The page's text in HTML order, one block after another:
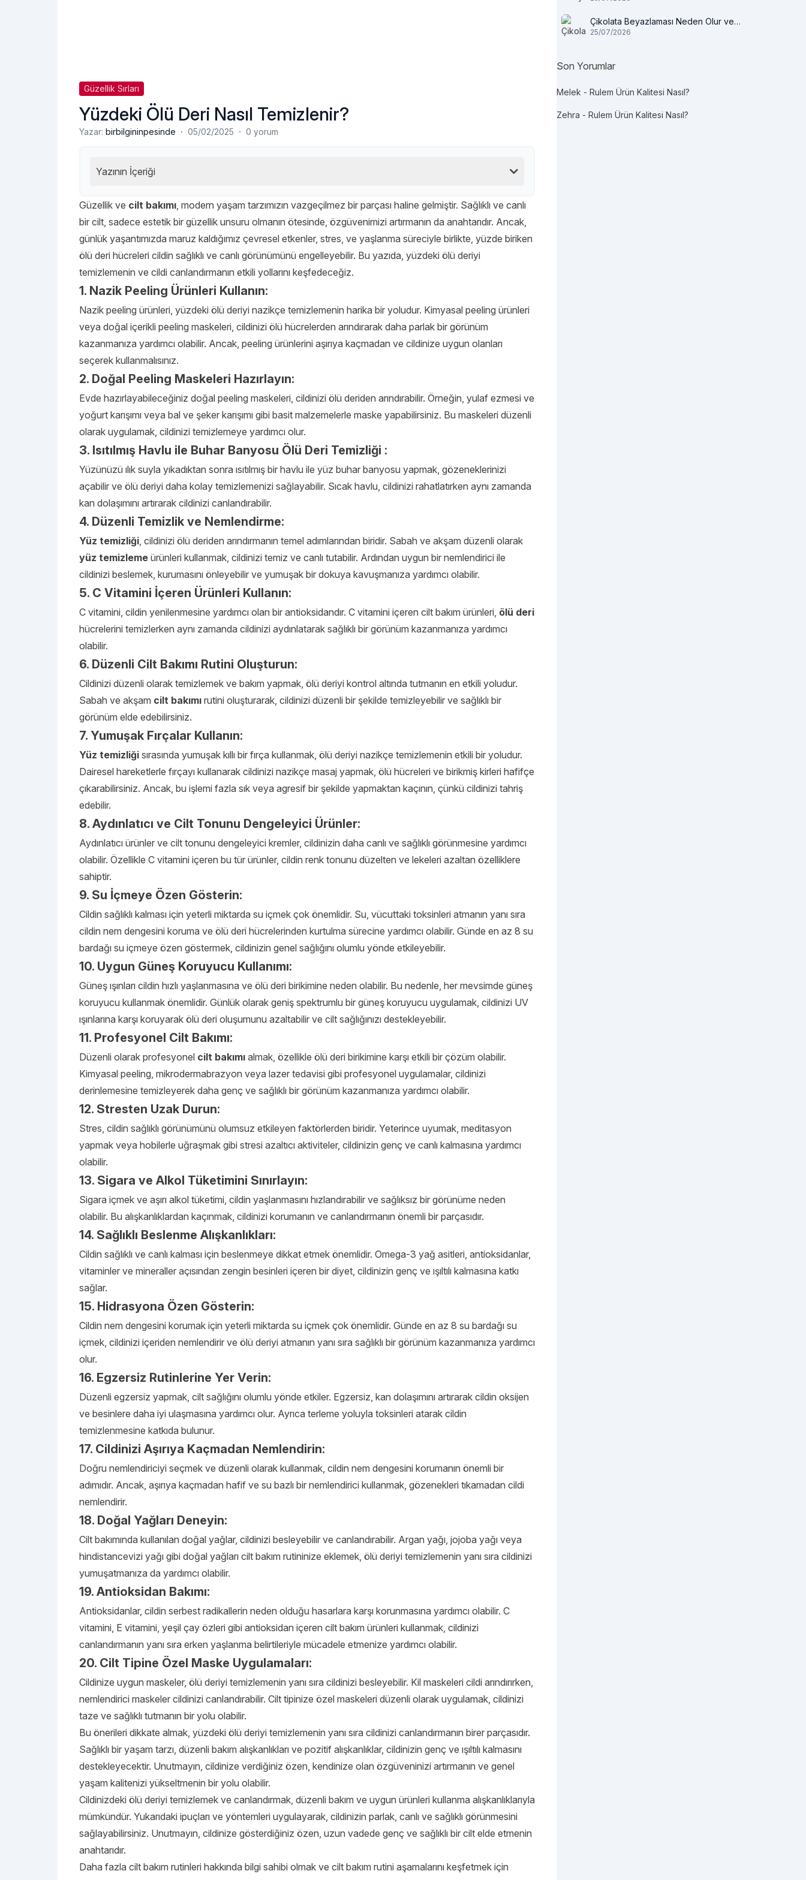
Güzellik Sırları
Yüzdeki Ölü Deri Nasıl Temizlenir?
Yazar: birbilgininpesinde · 05/02/2025 · 0 yorum
Yazının İçeriği
Güzellik ve cilt bakımı, modern yaşam tarzımızın vazgeçilmez bir parçası haline gelmiştir. Sağlıklı ve canlı
bir cilt, sadece estetik bir güzellik unsuru olmanın ötesinde, özgüvenimizi artırmanın da anahtarıdır. Ancak,
günlük yaşantımızda maruz kaldığımız çevresel etkenler, stres, ve yaşlanma süreciyle birlikte, yüzde biriken
ölü deri hücreleri cildin sağlıklı ve canlı görünümünü engelleyebilir. Bu yazıda, yüzdeki ölü deriyi
temizlemenin ve cildi canlandırmanın etkili yollarını keşfedeceğiz.
1. Nazik Peeling Ürünleri Kullanın:
Nazik peeling ürünleri, yüzdeki ölü deriyi nazikçe temizlemenin harika bir yoludur. Kimyasal peeling ürünleri
veya doğal içerikli peeling maskeleri, cildinizi ölü hücrelerden arındırarak daha parlak bir görünüm
kazanmanıza yardımcı olabilir. Ancak, peeling ürünlerini aşırıya kaçmadan ve cildinize uygun olanları
seçerek kullanmalısınız.
2. Doğal Peeling Maskeleri Hazırlayın:
Evde hazırlayabileceğiniz doğal peeling maskeleri, cildinizi ölü deriden arındırabilir. Örneğin, yulaf ezmesi ve
yoğurt karışımı veya bal ve şeker karışımı gibi basit malzemelerle maske yapabilirsiniz. Bu maskeleri düzenli
olarak uygulamak, cildinizi temizlemeye yardımcı olur.
3. Isıtılmış Havlu ile Buhar Banyosu Ölü Deri Temizliği :
Yüzünüzü ılık suyla yıkadıktan sonra ısıtılmış bir havlu ile yüz buhar banyosu yapmak, gözeneklerinizi
açabilir ve ölü deriyi daha kolay temizlemenizi sağlayabilir. Sıcak havlu, cildinizi rahatlatırken aynı zamanda
kan dolaşımını artırarak cildinizi canlandırabilir.
4. Düzenli Temizlik ve Nemlendirme:
Yüz temizliği, cildinizi ölü deriden arındırmanın temel adımlarından biridir. Sabah ve akşam düzenli olarak
yüz temizleme ürünleri kullanmak, cildinizi temiz ve canlı tutabilir. Ardından uygun bir nemlendirici ile
cildinizi beslemek, kurumasını önleyebilir ve yumuşak bir dokuya kavuşmanıza yardımcı olabilir.
5. C Vitamini İçeren Ürünleri Kullanın:
C vitamini, cildin yenilenmesine yardımcı olan bir antioksidandır. C vitamini içeren cilt bakım ürünleri, ölü deri
hücrelerini temizlerken aynı zamanda cildinizi aydınlatarak sağlıklı bir görünüm kazanmanıza yardımcı
olabilir.
6. Düzenli Cilt Bakımı Rutini Oluşturun:
Cildinizi düzenli olarak temizlemek ve bakım yapmak, ölü deriyi kontrol altında tutmanın en etkili yoludur.
Sabah ve akşam cilt bakımı rutini oluşturarak, cildinizi düzenli bir şekilde temizleyebilir ve sağlıklı bir
görünüm elde edebilirsiniz.
7. Yumuşak Fırçalar Kullanın:
Yüz temizliği sırasında yumuşak kıllı bir fırça kullanmak, ölü deriyi nazikçe temizlemenin etkili bir yoludur.
Dairesel hareketlerle fırçayı kullanarak cildinizi nazikçe masaj yapmak, ölü hücreleri ve birikmiş kirleri hafifçe
çıkarabilirsiniz. Ancak, bu işlemi fazla sık veya agresif bir şekilde yapmaktan kaçının, çünkü cildinizi tahriş
edebilir.
8. Aydınlatıcı ve Cilt Tonunu Dengeleyici Ürünler:
Aydınlatıcı ürünler ve cilt tonunu dengeleyici kremler, cildinizin daha canlı ve sağlıklı görünmesine yardımcı
olabilir. Özellikle C vitamini içeren bu tür ürünler, cildin renk tonunu düzelten ve lekeleri azaltan özelliklere
sahiptir.
9. Su İçmeye Özen Gösterin:
Cildin sağlıklı kalması için yeterli miktarda su içmek çok önemlidir. Su, vücuttaki toksinleri atmanın yanı sıra
cildin nem dengesini koruma ve ölü deri hücrelerinden kurtulma sürecine yardımcı olabilir. Günde en az 8 su
bardağı su içmeye özen göstermek, cildinizin genel sağlığını olumlu yönde etkileyebilir.
10. Uygun Güneş Koruyucu Kullanımı:
Güneş ışınları cildin hızlı yaşlanmasına ve ölü deri birikimine neden olabilir. Bu nedenle, her mevsimde güneş
koruyucu kullanmak önemlidir. Günlük olarak geniş spektrumlu bir güneş koruyucu uygulamak, cildinizi UV
ışınlarına karşı koruyarak ölü deri oluşumunu azaltabilir ve cilt sağlığınızı destekleyebilir.
11. Profesyonel Cilt Bakımı:
Düzenli olarak profesyonel cilt bakımı almak, özellikle ölü deri birikimine karşı etkili bir çözüm olabilir.
Kimyasal peeling, mikrodermabrazyon veya lazer tedavisi gibi profesyonel uygulamalar, cildinizi
derinlemesine temizleyerek daha genç ve sağlıklı bir görünüm kazanmanıza yardımcı olabilir.
12. Stresten Uzak Durun:
Stres, cildin sağlıklı görünümünü olumsuz etkileyen faktörlerden biridir. Yeterince uyumak, meditasyon
yapmak veya hobilerle uğraşmak gibi stresi azaltıcı aktiviteler, cildinizin genç ve canlı kalmasına yardımcı
olabilir.
13. Sigara ve Alkol Tüketimini Sınırlayın:
Sigara içmek ve aşırı alkol tüketimi, cildin yaşlanmasını hızlandırabilir ve sağlıksız bir görünüme neden
olabilir. Bu alışkanlıklardan kaçınmak, cildinizi korumanın ve canlandırmanın önemli bir parçasıdır.
14. Sağlıklı Beslenme Alışkanlıkları:
Cildin sağlıklı ve canlı kalması için beslenmeye dikkat etmek önemlidir. Omega-3 yağ asitleri, antioksidanlar,
vitaminler ve mineraller açısından zengin besinleri içeren bir diyet, cildinizin genç ve ışıltılı kalmasına katkı
sağlar.
15. Hidrasyona Özen Gösterin:
Cildin nem dengesini korumak için yeterli miktarda su içmek çok önemlidir. Günde en az 8 su bardağı su
içmek, cildinizi içeriden nemlendirir ve ölü deriyi atmanın yanı sıra sağlıklı bir görünüm kazanmanıza yardımcı
olur.
16. Egzersiz Rutinlerine Yer Verin:
Düzenli egzersiz yapmak, cilt sağlığını olumlu yönde etkiler. Egzersiz, kan dolaşımını artırarak cildin oksijen
ve besinlere daha iyi ulaşmasına yardımcı olur. Ayrıca terleme yoluyla toksinleri atarak cildin
temizlenmesine katkıda bulunur.
17. Cildinizi Aşırıya Kaçmadan Nemlendirin:
Doğru nemlendiriciyi seçmek ve düzenli olarak kullanmak, cildin nem dengesini korumanın önemli bir
adımıdır. Ancak, aşırıya kaçmadan hafif ve su bazlı bir nemlendirici kullanmak, gözenekleri tıkamadan cildi
nemlendirir.
18. Doğal Yağları Deneyin:
Cilt bakımında kullanılan doğal yağlar, cildinizi besleyebilir ve canlandırabilir. Argan yağı, jojoba yağı veya
hindistancevizi yağı gibi doğal yağları cilt bakım rutininize eklemek, ölü deriyi temizlemenin yanı sıra cildinizi
yumuşatmanıza da yardımcı olabilir.
19. Antioksidan Bakımı:
Antioksidanlar, cildin serbest radikallerin neden olduğu hasarlara karşı korunmasına yardımcı olabilir. C
vitamini, E vitamini, yeşil çay özleri gibi antioksidan içeren cilt bakım ürünleri kullanmak, cildinizi
canlandırmanın yanı sıra erken yaşlanma belirtileriyle mücadele etmenize yardımcı olabilir.
20. Cilt Tipine Özel Maske Uygulamaları:
Cildinize uygun maskeler, ölü deriyi temizlemenin yanı sıra cildinizi besleyebilir. Kil maskeleri cildi arındırırken,
nemlendirici maskeler cildinizi canlandırabilir. Cilt tipinize özel maskeleri düzenli olarak uygulamak, cildinizi
taze ve sağlıklı tutmanın bir yolu olabilir.
Bu önerileri dikkate almak, yüzdeki ölü deriyi temizlemenin yanı sıra cildinizi canlandırmanın birer parçasıdır.
Sağlıklı bir yaşam tarzı, düzenli bakım alışkanlıkları ve pozitif alışkanlıklar, cildinizin genç ve ışıltılı kalmasını
destekleyecektir. Unutmayın, cildinize verdiğiniz özen, kendinize olan özgüveninizi artırmanın ve genel
yaşam kalitenizi yükseltmenin bir yolu olabilir.
Cildinizdeki ölü deriyi temizlemek ve canlandırmak, düzenli bakım ve uygun ürünleri kullanma alışkanlıklarıyla
mümkündür. Yukarıdaki ipuçları ve yöntemleri uygulayarak, cildinizin parlak, canlı ve sağlıklı görünmesini
sağlayabilirsiniz. Unutmayın, cildinize gösterdiğiniz özen, uzun vadede genç ve sağlıklı bir cilt elde etmenin
anahtarıdır.
Daha fazla cilt bakım rutinleri hakkında bilgi sahibi olmak ve cilt bakım rutini aşamalarını keşfetmek için
Çikolata Beyazlaması Neden Olur ve
Tüketilir mi?
25/07/2026
Son Yorumlar
Melek - Rulem Ürün Kalitesi Nasıl?
Zehra - Rulem Ürün Kalitesi Nasıl?